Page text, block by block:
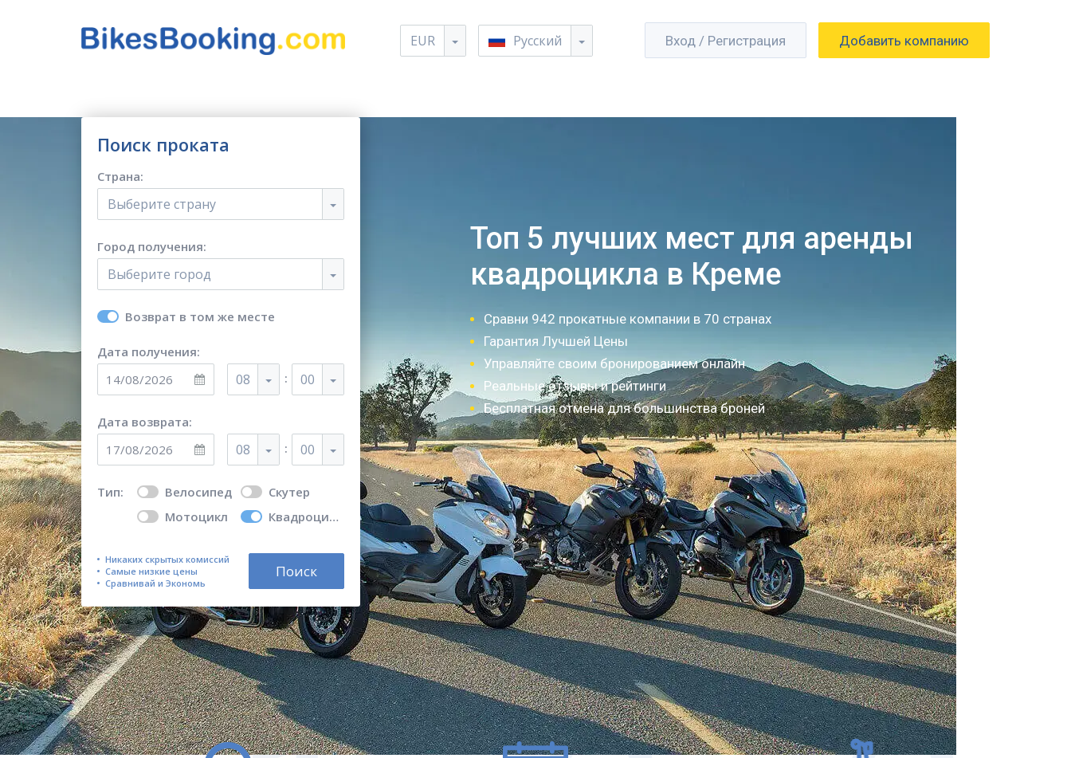
EUR Русский Вход / Регистрация Добавить компанию
Поиск проката
Страна:
Выберите страну
Город получения:
Выберите город
Возврат в том же месте
Дата получения:
08 : 00
Дата возврата:
08 : 00
Тип: Велосипед
Скутер
Мотоцикл
Квадроцикл
Никаких скрытых комиссий
Самые низкие цены
Сравнивай и Экономь
Поиск
Топ 5 лучших мест для аренды
квадроцикла в Креме
Сравни 942 прокатные компании в 70 странах
Гарантия Лучшей Цены
Управляйте своим бронированием онлайн
Реальные отзывы и рейтинги
Бесплатная отмена для большинства броней
Как это работает?